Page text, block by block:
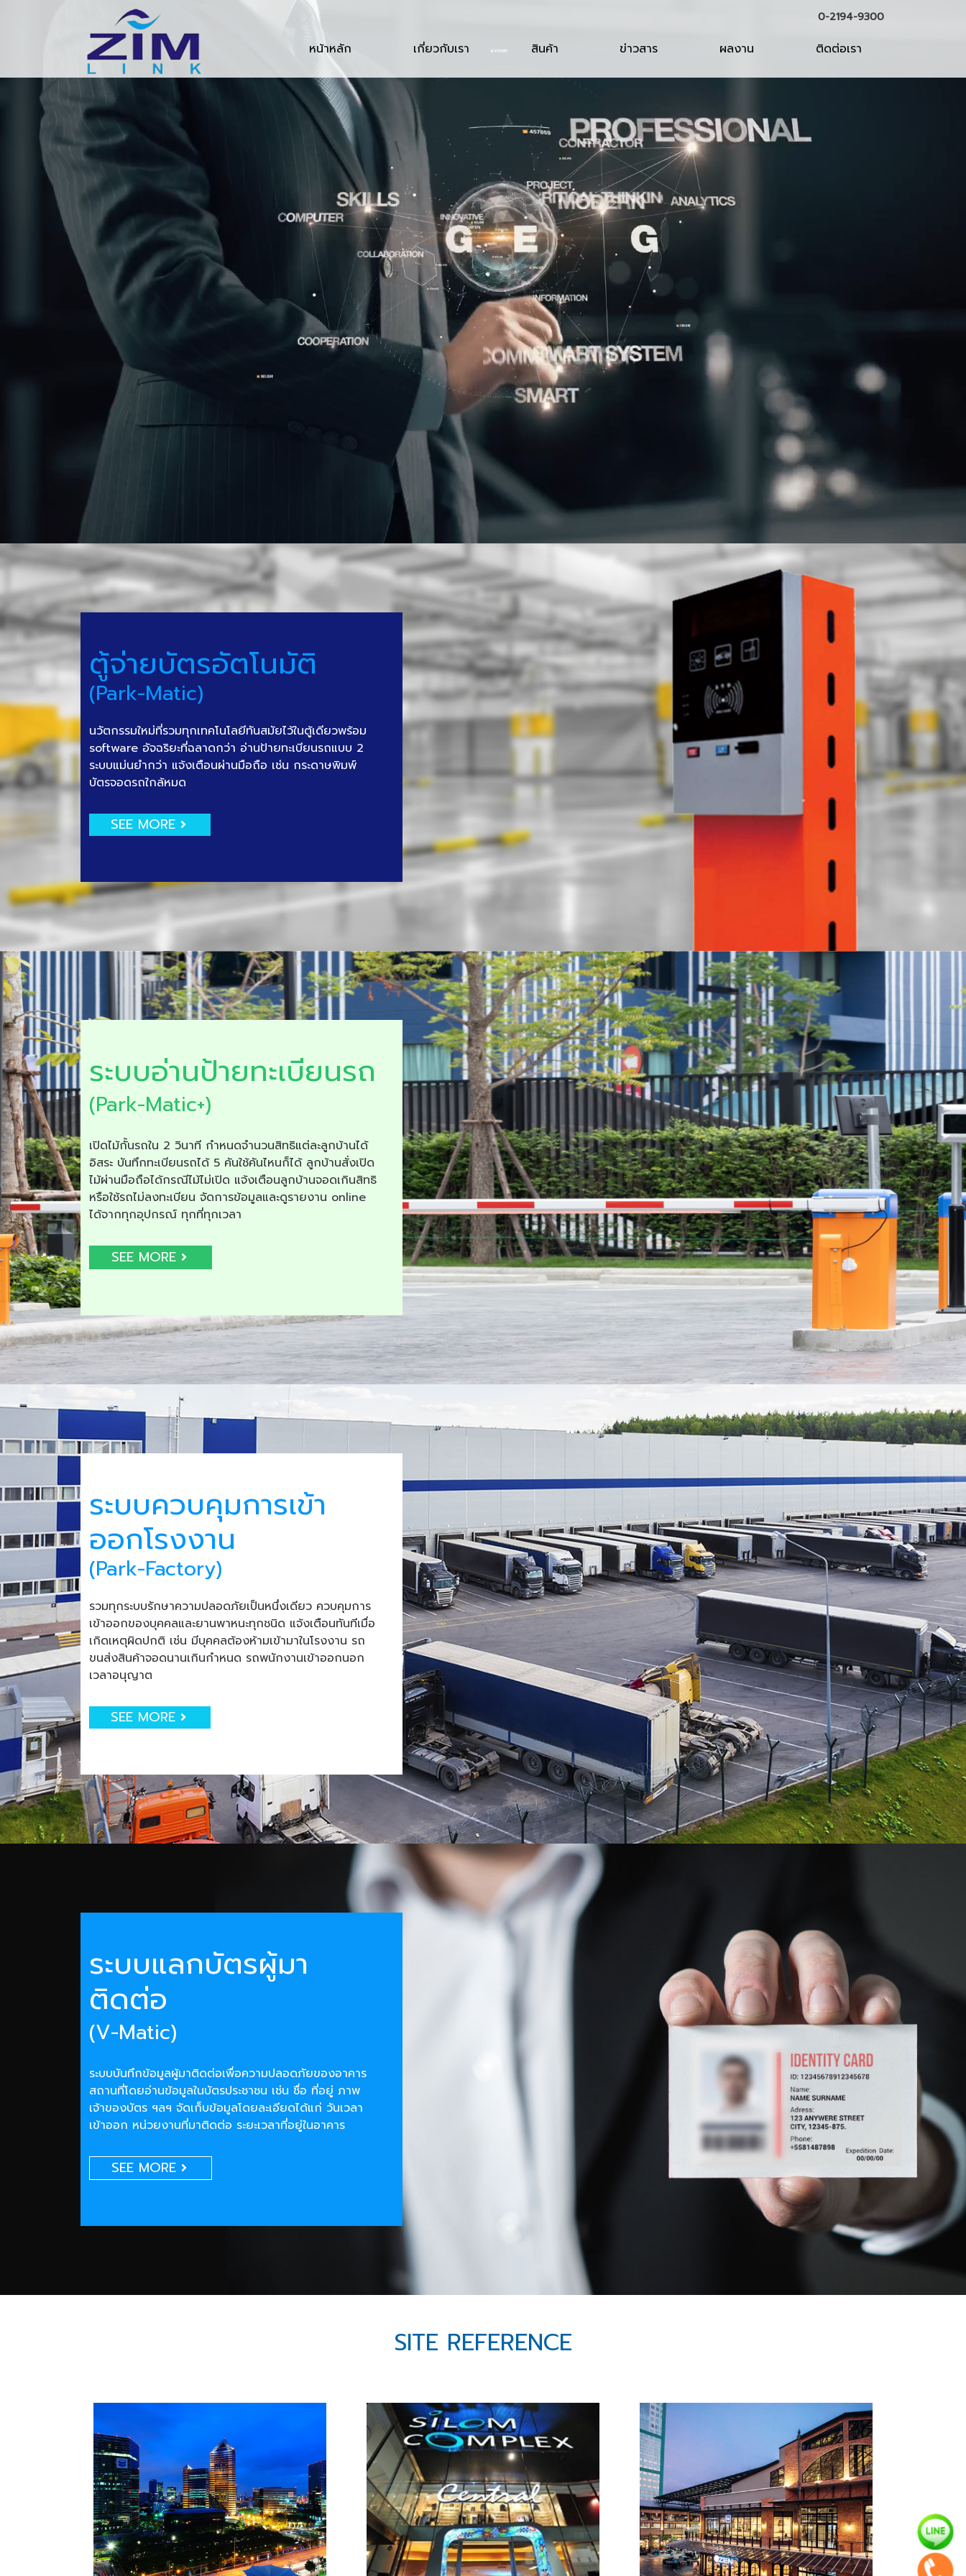
0-2194-9300
หน้าหลัก เกี่ยวกับเรา สินค้า ข่าวสาร ผลงาน ติดต่อเรา
ตู้จ่ายบัตรอัตโนมัติ
(Park-Matic)
นวัตกรรมใหม่ที่รวมทุกเทคโนโลยีทันสมัยไว้ในตู้เดียวพร้อม
software อัจฉริยะที่ฉลาดกว่า อ่านป้ายทะเบียนรถแบบ 2
ระบบแม่นยำกว่า แจ้งเตือนผ่านมือถือ เช่น กระดาษพิมพ์
บัตรจอดรถใกล้หมด
SEE MORE
ระบบอ่านป้ายทะเบียนรถ
(Park-Matic+)
เปิดไม้กั้นรถใน 2 วินาที กำหนดจำนวนสิทธิแต่ละลูกบ้านได้
อิสระ บันทึกทะเบียนรถได้ 5 คันใช้คันไหนก็ได้ ลูกบ้านสั่งเปิด
ไม้ผ่านมือถือได้กรณีไม้ไม่เปิด แจ้งเตือนลูกบ้านจอดเกินสิทธิ
หรือใช้รถไม่ลงทะเบียน จัดการข้อมูลและดูรายงาน online
ได้จากทุกอุปกรณ์ ทุกที่ทุกเวลา
SEE MORE
ระบบควบคุมการเข้า
ออกโรงงาน
(Park-Factory)
รวมทุกระบบรักษาความปลอดภัยเป็นหนึ่งเดียว ควบคุมการ
เข้าออกของบุคคลและยานพาหนะทุกชนิด แจ้งเตือนทันทีเมื่อ
เกิดเหตุผิดปกติ เช่น มีบุคคลต้องห้ามเข้ามาในโรงงาน รถ
ขนส่งสินค้าจอดนานเกินกำหนด รถพนักงานเข้าออกนอก
เวลาอนุญาต
SEE MORE
ระบบแลกบัตรผู้มา
ติดต่อ
(V-Matic)
ระบบบันทึกข้อมูลผู้มาติดต่อเพื่อความปลอดภัยของอาคาร
สถานที่โดยอ่านข้อมูลในบัตรประชาชน เช่น ชื่อ ที่อยู่ ภาพ
เจ้าของบัตร ฯลฯ จัดเก็บข้อมูลโดยละเอียดได้แก่ วันเวลา
เข้าออก หน่วยงานที่มาติดต่อ ระยะเวลาที่อยู่ในอาคาร
SEE MORE
SITE REFERENCE